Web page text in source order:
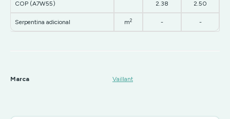
COP (A7W55) 2.38 2.50
Serpentina adicional m2 - -
Marca Vaillant